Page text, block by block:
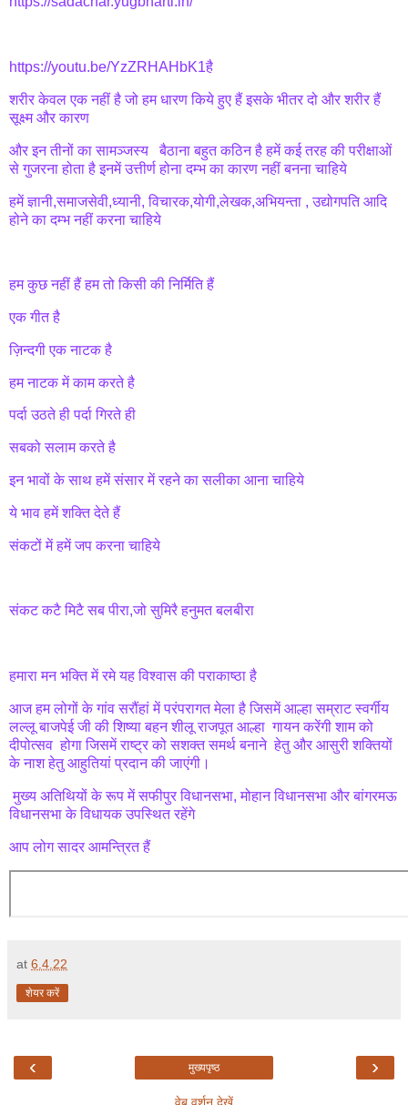
https://youtu.be/YzZRHAHbK1है
शरीर केवल एक नहीं है जो हम धारण किये हुए हैं इसके भीतर दो और शरीर हैं
सूक्ष्म और कारण
और इन तीनों का सामञ्जस्य बैठाना बहुत कठिन है हमें कई तरह की परीक्षाओं
से गुजरना होता है इनमें उत्तीर्ण होना दम्भ का कारण नहीं बनना चाहिये
हमें ज्ञानी,समाजसेवी,ध्यानी, विचारक,योगी,लेखक,अभियन्ता , उद्योगपति आदि
होने का दम्भ नहीं करना चाहिये
हम कुछ नहीं हैं हम तो किसी की निर्मिति हैं
एक गीत है
ज़िन्दगी एक नाटक है
हम नाटक में काम करते है
पर्दा उठते ही पर्दा गिरते ही
सबको सलाम करते है
इन भावों के साथ हमें संसार में रहने का सलीका आना चाहिये
ये भाव हमें शक्ति देते हैं
संकटों में हमें जप करना चाहिये
संकट कटै मिटै सब पीरा,जो सुमिरै हनुमत बलबीरा
हमारा मन भक्ति में रमे यह विश्वास की पराकाष्ठा है
आज हम लोगों के गांव सरौंहां में परंपरागत मेला है जिसमें आल्हा सम्राट स्वर्गीय
लल्लू बाजपेई जी की शिष्या बहन शीलू राजपूत आल्हा गायन करेंगी शाम को
दीपोत्सव होगा जिसमें राष्ट्र को सशक्त समर्थ बनाने हेतु और आसुरी शक्तियों
के नाश हेतु आहुतियां प्रदान की जाएंगी।
मुख्य अतिथियों के रूप में सफीपुर विधानसभा, मोहान विधानसभा और बांगरमऊ
विधानसभा के विधायक उपस्थित रहेंगे
आप लोग सादर आमन्त्रित हैं
at 6.4.22
शेयर करें
‹ ›
मुख्यपृष्ठ